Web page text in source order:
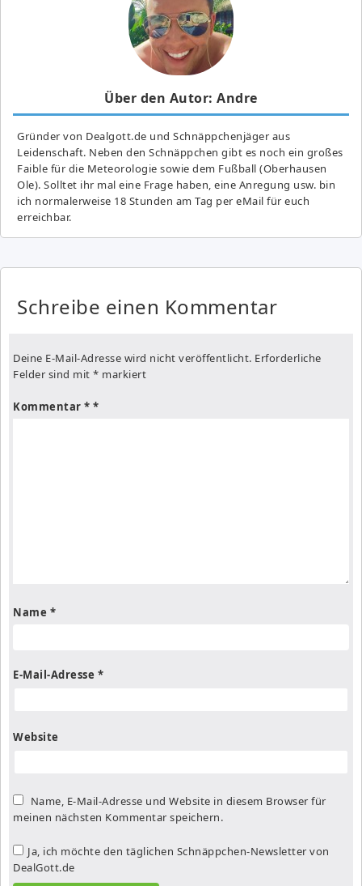
Über den Autor: Andre
Gründer von Dealgott.de und Schnäppchenjäger aus
Leidenschaft. Neben den Schnäppchen gibt es noch ein großes
Fai­ble für die Meteorologie sowie dem Fußball (Oberhausen
Ole). Solltet ihr mal eine Frage haben, eine Anregung usw. bin
ich normalerweise 18 Stunden am Tag per eMail für euch
erreichbar.
Schreibe einen Kommentar
Deine E-Mail-Adresse wird nicht veröffentlicht. Erforderliche
Felder sind mit * markiert
Kommentar *
Name *
E-Mail-Adresse *
Website
Name, E-Mail-Adresse und Website in diesem Browser für
meinen nächsten Kommentar speichern.
Ja, ich möchte den täglichen Schnäppchen-Newsletter von
DealGott.de